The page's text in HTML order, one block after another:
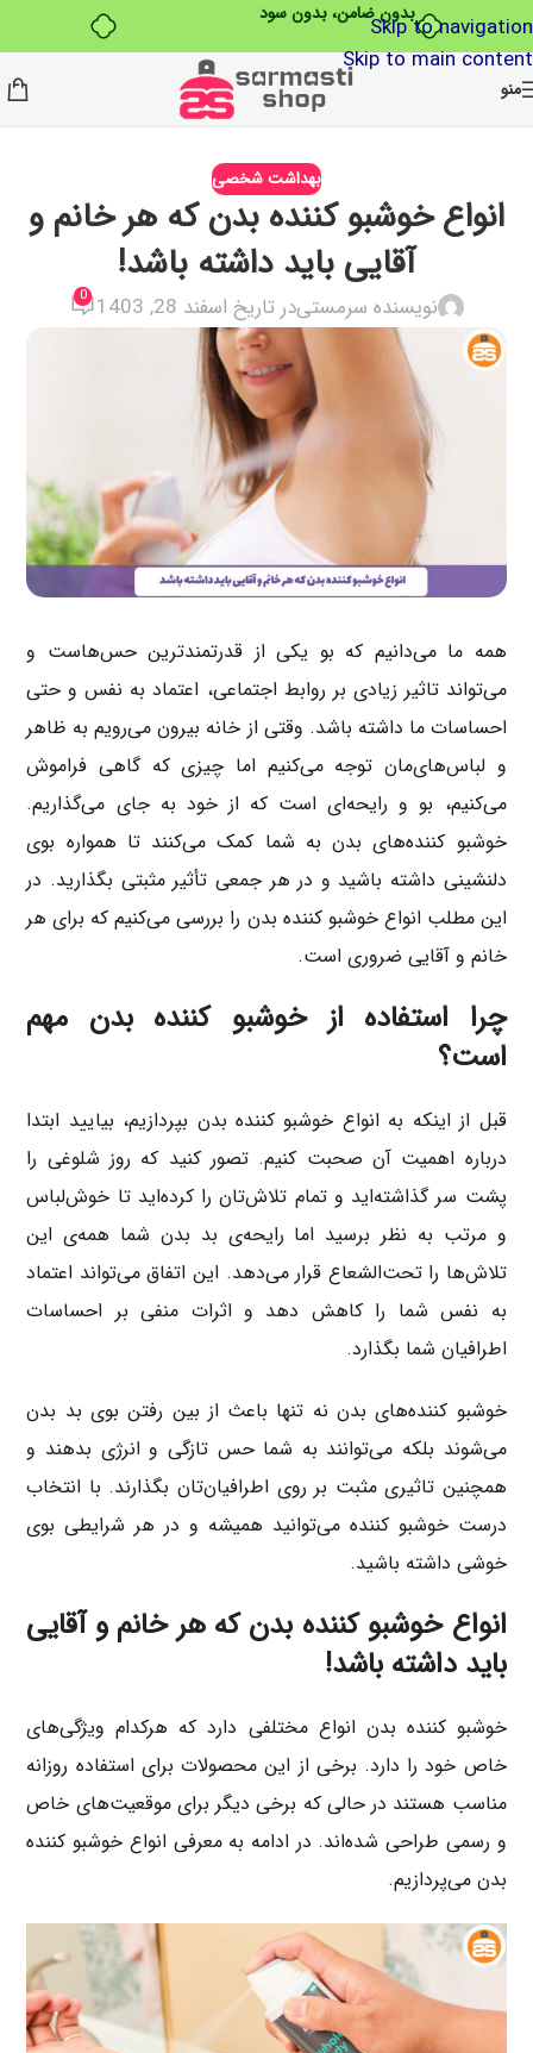
بدون ضامن، بدون سودSkip to navigation
Skip to main content
منو
بهداشت شخصی
انواع خوشبو کننده بدن که هر خانم و
آقایی باید داشته باشد!
نویسنده سرمستیدر تاریخ اسفند 28, 1403 0
همه ما می‌دانیم که بو یکی از قدرتمندترین حس‌هاست و
می‌تواند تاثیر زیادی بر روابط اجتماعی، اعتماد به نفس و حتی
احساسات ما داشته باشد. وقتی از خانه بیرون می‌رویم به ظاهر
و لباس‌های‌مان توجه می‌کنیم اما چیزی که گاهی فراموش
می‌کنیم، بو و رایحه‌ای است که از خود به جای می‌گذاریم.
خوشبو کننده‌های بدن به شما کمک می‌کنند تا همواره بوی
دلنشینی داشته باشید و در هر جمعی تأثیر مثبتی بگذارید. در
این مطلب انواع خوشبو کننده بدن را بررسی می‌کنیم که برای هر
خانم و آقایی ضروری است.
چرا استفاده از خوشبو کننده بدن مهم
است؟
قبل از اینکه به انواع خوشبو کننده بدن بپردازیم، بیایید ابتدا
درباره اهمیت آن صحبت کنیم. تصور کنید که روز شلوغی را
پشت سر گذاشته‌اید و تمام تلاش‌تان را کرده‌اید تا خوش‌لباس
و مرتب به نظر برسید اما رایحه‌ی بد بدن شما همه‌ی این
تلاش‌ها را تحت‌الشعاع قرار می‌دهد. این اتفاق می‌تواند اعتماد
به نفس شما را کاهش دهد و اثرات منفی بر احساسات
اطرافیان شما بگذارد.
خوشبو کننده‌های بدن نه تنها باعث از بین رفتن بوی بد بدن
می‌شوند بلکه می‌توانند به شما حس تازگی و انرژی بدهند و
همچنین تاثیری مثبت بر روی اطرافیان‌تان بگذارند. با انتخاب
درست خوشبو کننده می‌توانید همیشه و در هر شرایطی بوی
خوشی داشته باشید.
انواع خوشبو کننده بدن که هر خانم و آقایی
باید داشته باشد!
خوشبو کننده بدن انواع مختلفی دارد که هرکدام ویژگی‌های
خاص خود را دارد. برخی از این محصولات برای استفاده روزانه
مناسب هستند در حالی که برخی دیگر برای موقعیت‌های خاص
و رسمی طراحی شده‌اند. در ادامه به معرفی انواع خوشبو کننده
بدن می‌پردازیم.